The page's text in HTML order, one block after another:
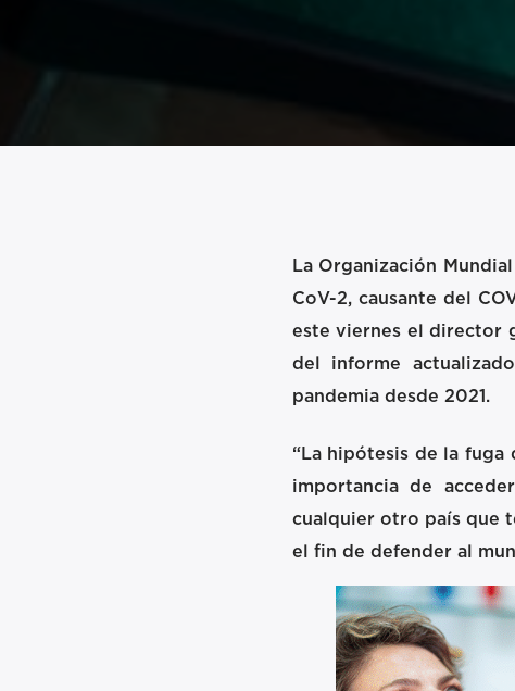
La Organización
CoV-2, causante del
este viernes el director
del informe
pandemia desde 2021.
“La hipótesis de la fuga
importancia de
cualquier otro país que
el fin de defender al